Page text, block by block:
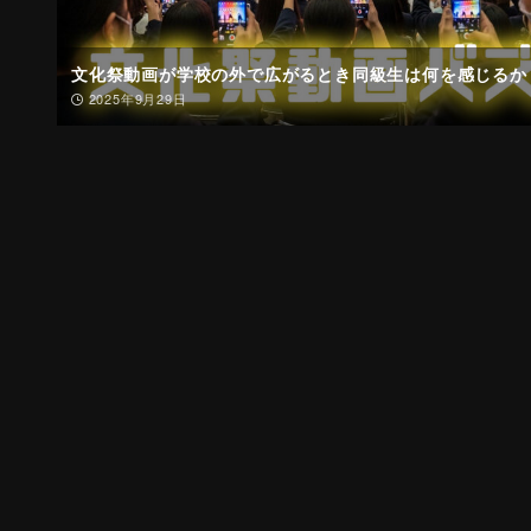
文化祭動画が学校の外で広がるとき同級生は何を感じるか
2025年9月29日